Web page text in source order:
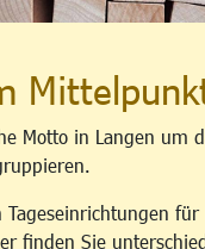
Motto in Langen um
finden Sie